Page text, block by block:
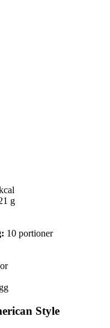
g
10 portioner
Style